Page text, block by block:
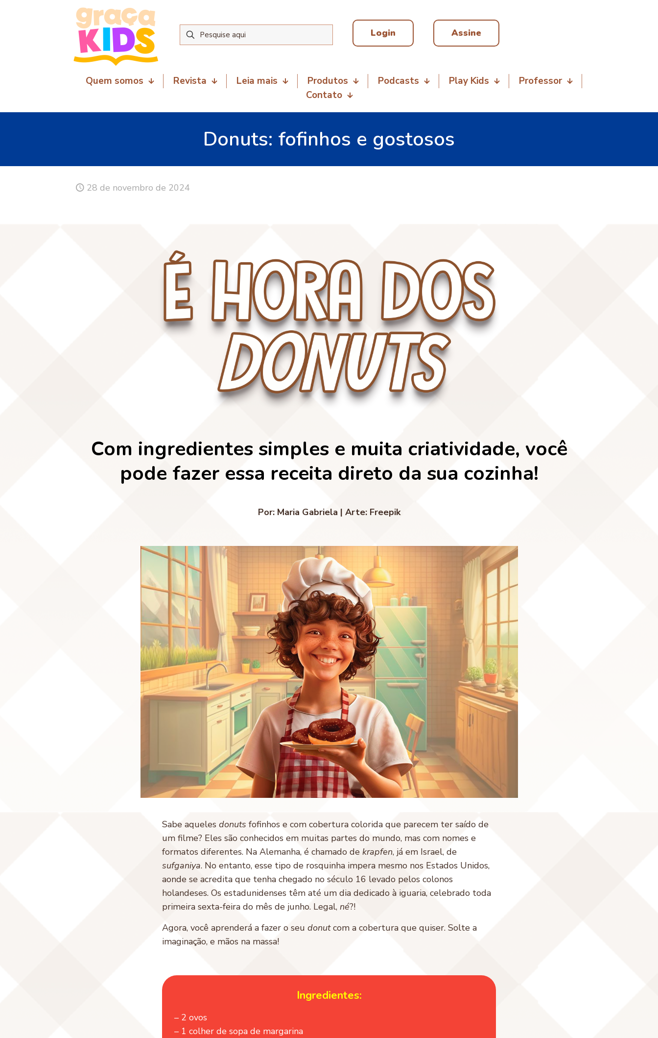
Login Assine
Quem somos Revista Leia mais Produtos Podcasts Play Kids
Professor
Contato
Donuts: fofinhos e gostosos
28 de novembro de 2024
Com ingredientes simples e muita criatividade, você
pode fazer essa receita direto da sua cozinha!
Por: Maria Gabriela | Arte: Freepik
Sabe aqueles donuts fofinhos e com cobertura colorida que parecem ter saído de
um filme? Eles são conhecidos em muitas partes do mundo, mas com nomes e
formatos diferentes. Na Alemanha, é chamado de krapfen, já em Israel, de
sufganiya. No entanto, esse tipo de rosquinha impera mesmo nos Estados Unidos,
aonde se acredita que tenha chegado no século 16 levado pelos colonos
holandeses. Os estadunidenses têm até um dia dedicado à iguaria, celebrado toda
primeira sexta-feira do mês de junho. Legal, né?!
Agora, você aprenderá a fazer o seu donutcom a cobertura que quiser. Solte a
imaginação, e mãos na massa!
Ingredientes:
– 2 ovos
– 1 colher de sopa de margarina